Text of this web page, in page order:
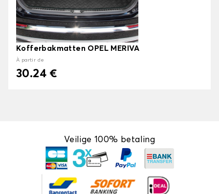
Kofferbakmatten OPEL MERIVA
À partir de
30.24 €
Veilige 100% betaling